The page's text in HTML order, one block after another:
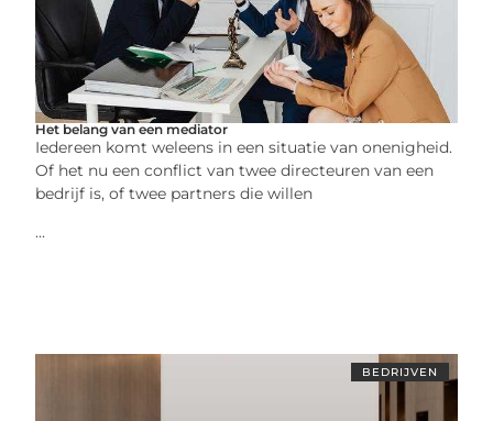
Het belang van een mediator
Iedereen komt weleens in een situatie van onenigheid.
Of het nu een conflict van twee directeuren van een
bedrijf is, of twee partners die willen
...
BEDRIJVEN